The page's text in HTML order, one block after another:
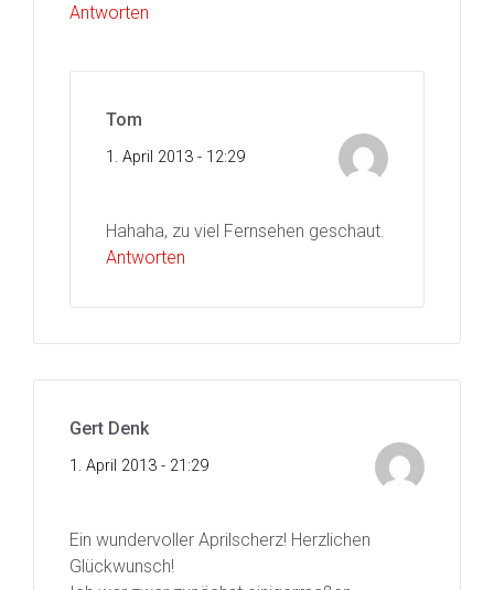
Antworten
Tom
1. April 2013 - 12:29
Hahaha, zu viel Fernsehen geschaut.
Antworten
Gert Denk
1. April 2013 - 21:29
Ein wundervoller Aprilscherz! Herzlichen
Glückwunsch!